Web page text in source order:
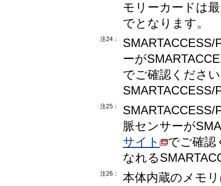
モリーカードは
でとなります。
注24：
ーが
でご確認くださ
注25：
脈センサーが
サイト
でご確認
なれる
注26：
本体内蔵のメモ